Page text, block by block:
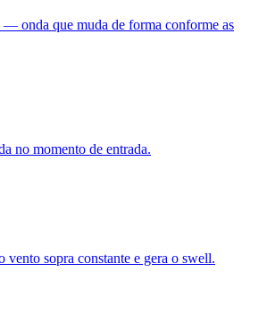
— onda que muda de forma conforme as
no momento de entrada.
vento sopra constante e gera o swell.